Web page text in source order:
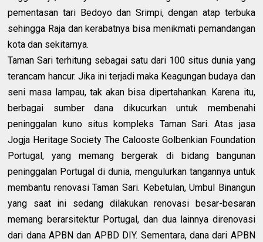
pementasan tari Bedoyo dan Srimpi, dengan atap terbuka
sehingga Raja dan kerabatnya bisa menikmati pemandangan
kota dan sekitarnya.
Taman Sari terhitung sebagai satu dari 100 situs dunia yang
terancam hancur. Jika ini terjadi maka Keagungan budaya dan
seni masa lampau, tak akan bisa dipertahankan. Karena itu,
berbagai sumber dana dikucurkan untuk membenahi
peninggalan kuno situs kompleks Taman Sari. Atas jasa
Jogja Heritage Society The Calooste Golbenkian Foundation
Portugal, yang memang bergerak di bidang bangunan
peninggalan Portugal di dunia, mengulurkan tangannya untuk
membantu renovasi Taman Sari. Kebetulan, Umbul Binangun
yang saat ini sedang dilakukan renovasi besar-besaran
memang berarsitektur Portugal, dan dua lainnya direnovasi
dari dana APBN dan APBD DIY. Sementara, dana dari APBN